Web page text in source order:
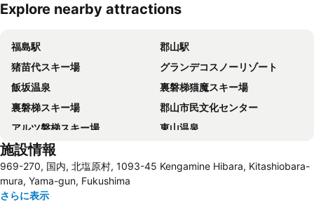
Explore nearby attractions
福島駅
郡山駅
猪苗代スキー場
グランデコスノーリゾート
飯坂温泉
裏磐梯猫魔スキー場
裏磐梯スキー場
郡山市民文化センター
アルツ磐梯スキー場
東山温泉
ビッグパレットふくしま
芦ノ牧温泉
アピオスペース
高湯温泉
施設情報
969-270, 国内, 北塩原村, 1093-45 Kengamine Hibara, Kitashiobara-
mura, Yama-gun, Fukushima
さらに表示